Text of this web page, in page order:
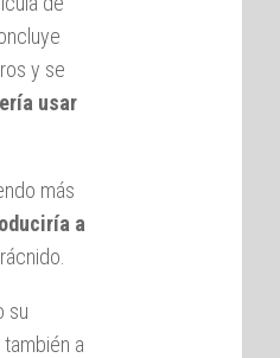
y se
usar
más
a
su
a